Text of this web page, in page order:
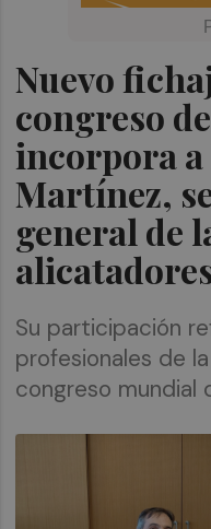
Nuevo
congreso
incorpora
Martínez,
general de
Su participación
profesionales de
congreso mundial